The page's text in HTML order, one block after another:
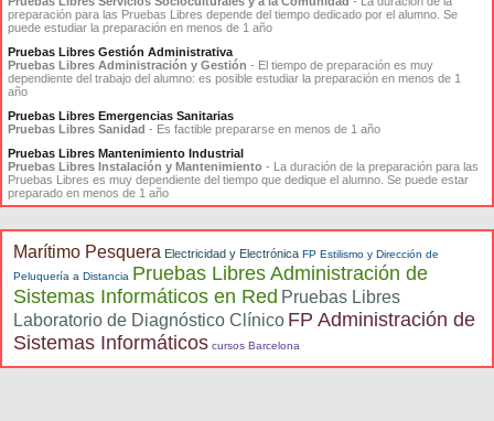
preparación para las Pruebas Libres depende del tiempo dedicado por el alumno. Se
puede estudiar la preparación en menos de 1 año
Pruebas Libres Gestión Administrativa
Pruebas Libres Administración y Gestión - El tiempo de preparación es muy
dependiente del trabajo del alumno: es posible estudiar la preparación en menos de 1
año
Pruebas Libres Emergencias Sanitarias
Pruebas Libres Sanidad - Es factible prepararse en menos de 1 año
Pruebas Libres Mantenimiento Industrial
Pruebas Libres Instalación y Mantenimiento - La duración de la preparación para las
Pruebas Libres es muy dependiente del tiempo que dedique el alumno. Se puede estar
preparado en menos de 1 año
Marítimo Pesquera Electricidad y Electrónica FP Estilismo y Dirección de
Peluquería a Distancia Pruebas Libres Administración de
Sistemas Informáticos en Red Pruebas Libres
Laboratorio de Diagnóstico Clínico FP Administración de
Sistemas Informáticos cursos Barcelona